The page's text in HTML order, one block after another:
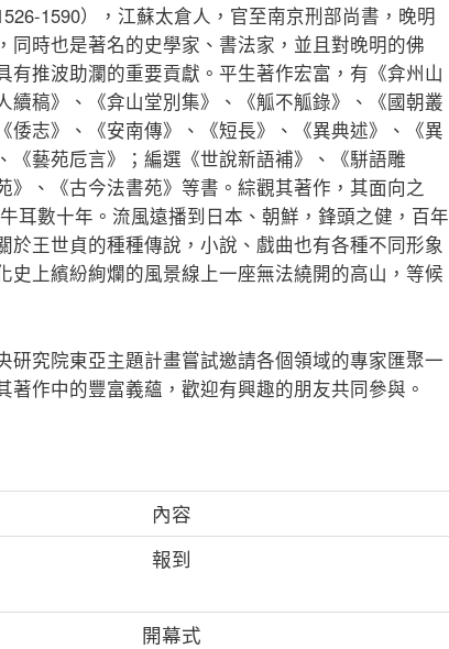
1590），江蘇太倉人，官至南京刑部尚書，晚明
同時也是著名的史學家、書法家，並且對晚明的佛
有推波助瀾的重要貢獻。平生著作宏富，有《弇州山
續稿》、《弇山堂別集》、《觚不觚錄》、《國朝叢
倭志》、《安南傳》、《短長》、《異典述》、《異
《藝苑卮言》；編選《世說新語補》、《駢語雕
》、《古今法書苑》等書。綜觀其著作，其面向之
耳數十年。流風遠播到日本、朝鮮，鋒頭之健，百年
於王世貞的種種傳說，小說、戲曲也有各種不同形象
史上繽紛絢爛的風景線上一座無法繞開的高山，等候
研究院東亞主題計畫嘗試邀請各個領域的專家匯聚一
著作中的豐富義蘊，歡迎有興趣的朋友共同參與。
內容
報到
開幕式